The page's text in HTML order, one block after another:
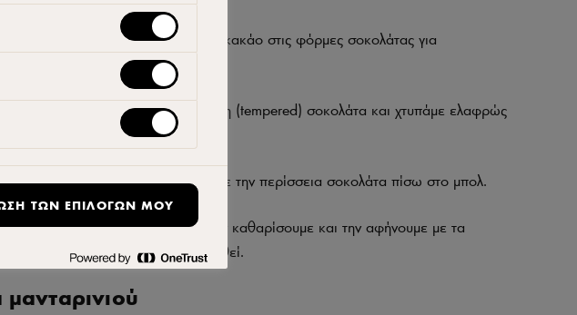
λίγο κίτρινο και πορτοκαλί βούτυρο κακάο στις φόρμες σοκολάτας για
εντελώς τις φόρμες με τη στρωμένη (tempered) σοκολάτα και χτυπάμε ελαφρώς
οι φυσαλίδες αέρα.
τις φόρμες και αδειάζουμε την περίσσεια σοκολάτα πίσω στο μπολ.
επιφάνεια της φόρμας για να την καθαρίσουμε και την αφήνουμε με τα
προς τα κάτω για να σταθεροποιηθεί.
ΤΩΝ ΕΠΙΛΟΓΏΝ ΜΟΥ